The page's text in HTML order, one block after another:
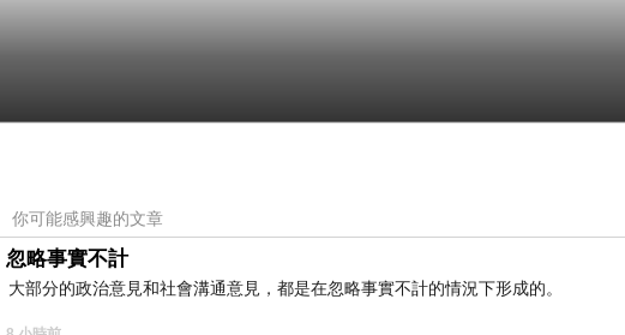
你可能感興趣的文章
忽略事實不計
大部分的政治意見和社會溝通意見，都是在忽略事實不計的情況下形成的。